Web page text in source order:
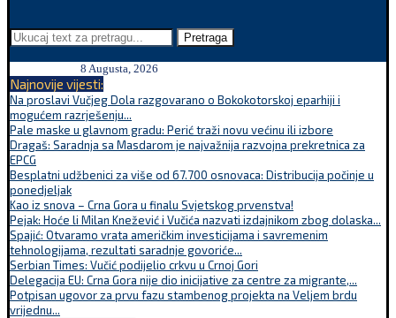
Pretraga
8 Augusta, 2026
Najnovije vijesti:
Na proslavi Vučjeg Dola razgovarano o Bokokotorskoj eparhiji i
mogućem razrješenju...
Pale maske u glavnom gradu: Perić traži novu većinu ili izbore
Dragaš: Saradnja sa Masdarom je najvažnija razvojna prekretnica za
EPCG
Besplatni udžbenici za više od 67.700 osnovaca: Distribucija počinje u
ponedjeljak
Kao iz snova – Crna Gora u finalu Svjetskog prvenstva!
Pejak: Hoće li Milan Knežević i Vučića nazvati izdajnikom zbog dolaska...
Spajić: Otvaramo vrata američkim investicijama i savremenim
tehnologijama, rezultati saradnje govoriće...
Serbian Times: Vučić podijelio crkvu u Crnoj Gori
Delegacija EU: Crna Gora nije dio inicijative za centre za migrante,...
Potpisan ugovor za prvu fazu stambenog projekta na Veljem brdu
vrijednu...